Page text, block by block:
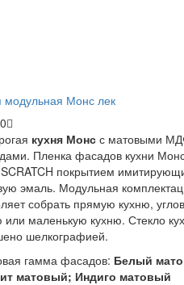
модульная Монс лек
кухня Монс с матовыми
Пленка фасадов кухни
покрытием
эмаль. Модульная
собрать прямую кухню,
или маленькую кухню. Стекло
шелкографией.
гамма фасадов: Белый
матовый; Индиго матовый